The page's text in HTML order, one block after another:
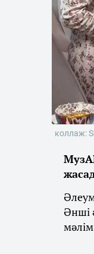
коллаж:
Әнші
мәлім